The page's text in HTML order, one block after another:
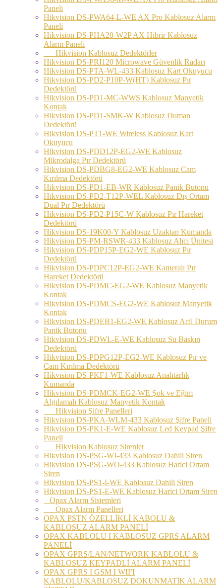
Paneli
Hikvision DS-PWA64-L-WE AX Pro Kablosuz Alarm
Paneli
Hikvision DS-PHA20-W2P AX Hibrir Kablosuz
Alarm Paneli
Hikvision Kablosuz Dedektörler
Hikvision DS-PRI120 Microwave Güvenlik Radarı
Hikvision DS-PTA-WL-433 Kablosuz Kart Okuyucu
Hikvision DS-PD2-P10P-W(HT) Kablosuz Pır
Dedektörü
Hikvision DS-PD1-MC-WWS Kablosuz Manyetik
Kontak
Hikvision DS-PD1-SMK-W Kablosuz Duman
Dedektörü
Hikvision DS-PT1-WE Wireless Kablosuz Kart
Okuyucu
Hikvision DS-PDD12P-EG2-WE Kablosuz
Mikrodalga Pır Dedektörü
Hikvision DS-PDBG8-EG2-WE Kablosuz Cam
Kırılma Dedektörü
Hikvision DS-PD1-EB-WR Kablosuz Panik Butonu
Hikvision DS-PD2-T12P-WEL Kablosuz Dış Ortam
Dual Pır Dedektörü
Hikvision DS-PD2-P15C-W Kablosuz Pır Hareket
Dedektörü
Hikvision DS-19K00-Y Kablosuz Uzaktan Kumanda
Hikvision DS-PM-RSWR-433 Kablosuz Alıcı Ünitesi
Hikvision DS-PDP15P-EG2-WE Kablosuz Pır
Dedektörü
Hikvision DS-PDPC12P-EG2-WE Kameralı Pır
Hareket Dedektörü
Hikvision DS-PDMC-EG2-WE Kablosuz Manyetik
Kontak
Hikvision DS-PDMCS-EG2-WE Kablosuz Manyetik
Kontak
Hikvision DS-PDEB1-EG2-WE Kablosuz Acil Durum
Panik Butonu
Hikvision DS-PDWL-E-WE Kablosuz Su Baskın
Dedektörü
Hikvision DS-PDPG12P-EG2-WE Kablosuz Pır ve
Cam Kırılma Dedektörü
Hikvision DS-PKF1-WE Kablosuz Anahtarlık
Kumanda
Hikvision DS-PDMCK-EG2-WE Şok ve Eğim
Algılamalı Kablosuz Manyetik Kontak
Hikvision Şifre Panelleri
Hikvision DS-PKA-WLM-433 Kablosuz Şifre Paneli
Hikvision DS-PK1-E-WE Kablosuz Led Keypad Şifre
Paneli
Hikvision Kablosuz Sirenler
Hikvision DS-PSG-WI-433 Kablosuz Dahili Siren
Hikvision DS-PSG-WO-433 Kablosuz Harici Ortam
Siren
Hikvision DS-PS1-I-WE Kablosuz Dahili Siren
Hikvision DS-PS1-E-WE Kablosuz Harici Ortam Siren
Opax Alarm Sistemleri
Opax Alarm Panelleri
OPAX PSTN ÖZELLİKLİ KABOLU &
KABLOSUZ ALARM PANELİ
OPAX KABLOLU I KABLOSUZ GPRS ALARM
PANELİ
OPAX GPRS/LAN/NETWORK KABLOLU &
KABLOSUZ KEYPADLİ ALARM PANELİ
OPAX GPRS I GSM I WIFI
KABLOLU/KABLOSUZ DOKUNMATİK ALARM